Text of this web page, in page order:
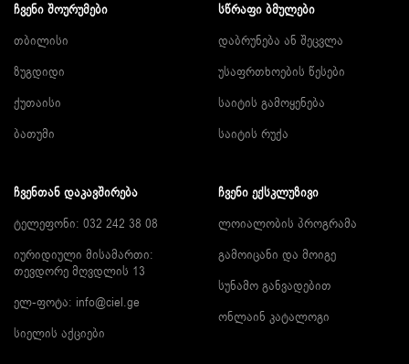
ᲩᲕᲔᲜᲘ ᲨᲝᲣᲠᲣᲛᲔᲑᲘ
თბილისი
ზუგდიდი
ქუთაისი
ბათუმი
ᲡᲬᲠᲐᲤᲘ ᲑᲛᲣᲚᲔᲑᲘ
დაბრუნება ან შეცვლა
უსაფრთხოების წესები
საიტის გამოყენება
საიტის რუქა
ᲩᲕᲔᲜᲗᲐᲜ ᲓᲐᲙᲐᲕᲨᲘᲠᲔᲑᲐ
ტელეფონი: 032 242 38 08
იურიდიული მისამართი:
თევდორე მღვდლის 13
ელ-ფოტა: info@ciel.ge
სიელის აქციები
ᲩᲕᲔᲜᲘ ᲔᲥᲡᲙᲚᲣᲖᲘᲕᲘ
ლოიალობის პროგრამა
გამოიცანი და მოიგე
სუნამო განვადებით
ონლაინ კატალოგი